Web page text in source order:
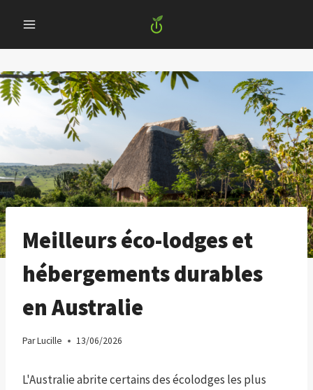
content
Meilleurs éco-lodges et
hébergements durables
en Australie
ParLucille 13/06/2026
L'Australie abrite certains des écolodges les plus